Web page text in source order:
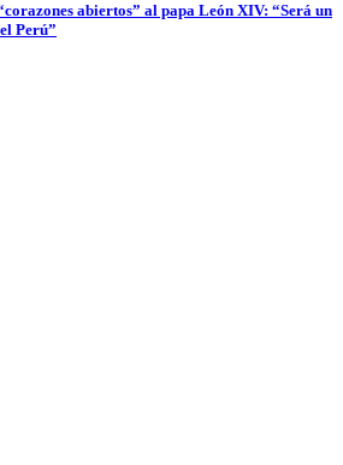
abiertos” al papa León XIV: “Será un
Perú”